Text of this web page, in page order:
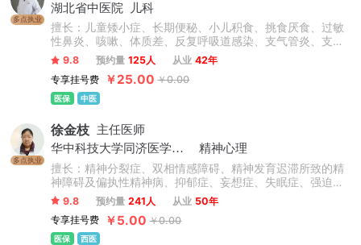
多点执业
湖北省中医院
儿科
擅长：儿童矮小症、长期便秘、小儿积食、挑食厌食、过敏
性鼻炎、咳嗽、体质差、反复呼吸道感染、支气管炎、支气
管肺炎、哮喘等病症的治疗积累了丰富的经验，对小儿遗
尿，紫癜，汗症等也有自己独到的见解与治疗法则。擅长儿
科肺系、脾胃疾病的中医研究与治疗，尤其擅长中西并重，
标本兼顾。
9.8 预约量 125人 从业 42年
专享挂号费
￥25.00 ￥0.00
医保 中医
多点执业
徐金枝 主任医师
华中科技大学同济医学院附属同济医院
精神心理
擅长：精神分裂症、双相情感障碍、精神发育迟滞所致的精
神障碍及偏执性精神病、抑郁症、妄想症、失眠症、强迫
症、焦虑症、恐惧症、躁狂症、儿童抽动症、多动症、青少
年网瘾厌学心理、学习障碍青春期逆反心理、社交障碍、复
杂性创伤后反应激障碍、戒酒、家庭亲密关系修复等常见精
神心理疾病的诊治与康复治疗。
9.8 预约量 241人 从业 50年
专享挂号费
￥5.00 ￥0.00
医保 西医